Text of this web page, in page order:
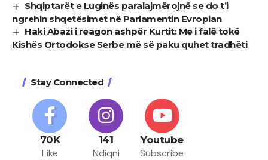
Shqiptarët e Luginës paralajmërojnë se do t’i
ngrehin shqetësimet në Parlamentin Evropian
Haki Abazi i reagon ashpër Kurtit: Me i falë tokë
Kishës Ortodokse Serbe më së paku quhet tradhëti
Stay Connected
70K
Like
141
Ndiqni
Youtube
Subscribe